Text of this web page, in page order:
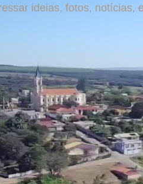
ideias, fotos,